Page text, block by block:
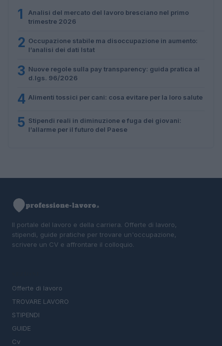
1
Analisi del mercato del lavoro bresciano nel primo
trimestre 2026
2 Occupazione stabile ma disoccupazione in aumento:
l’analisi dei dati Istat
3 Nuove regole sulla pay transparency: guida pratica al
d.lgs. 96/2026
4 Alimenti tossici per cani: cosa evitare per la loro salute
5 Stipendi reali in diminuzione e fuga dei giovani:
l’allarme per il futuro del Paese
Il portale del lavoro e della carriera. Offerte di lavoro,
stipendi, guide pratiche per trovare un'occupazione,
scrivere un CV e affrontare il colloquio.
Offerte di lavoro
TROVARE LAVORO
STIPENDI
GUIDE
Cv